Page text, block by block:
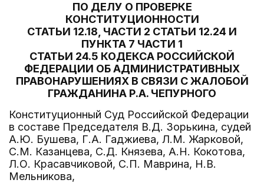
ПО ДЕЛУ О ПРОВЕРКЕ
КОНСТИТУЦИОННОСТИ
СТАТЬИ 12.18, ЧАСТИ 2 СТАТЬИ 12.24 И
ПУНКТА 7 ЧАСТИ 1
СТАТЬИ 24.5 КОДЕКСА РОССИЙСКОЙ
ФЕДЕРАЦИИ ОБ АДМИНИСТРАТИВНЫХ
ПРАВОНАРУШЕНИЯХ В СВЯЗИ С ЖАЛОБОЙ
ГРАЖДАНИНА Р.А. ЧЕПУРНОГО
Конституционный Суд Российской Федерации
в составе Председателя В.Д. Зорькина, судей
А.Ю. Бушева, Г.А. Гаджиева, Л.М. Жарковой,
С.М. Казанцева, С.Д. Князева, А.Н. Кокотова,
Л.О. Красавчиковой, С.П. Маврина, Н.В.
Мельникова,